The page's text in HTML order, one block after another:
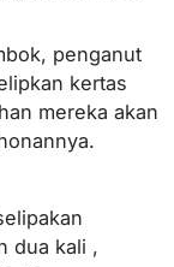
penganut
kertas
mereka akan
dua kali ,